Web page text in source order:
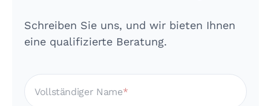
Schreiben Sie uns, und wir bieten Ihnen
eine qualifizierte Beratung.
Vollständiger Name